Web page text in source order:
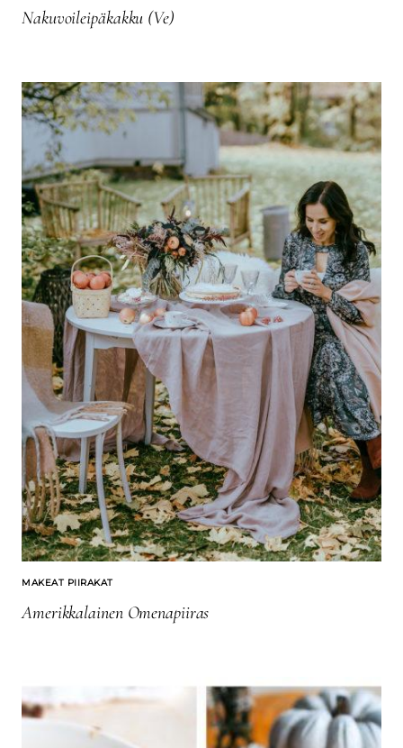
Nakuvoileipäkakku (Ve)
MAKEAT PIIRAKAT
Amerikkalainen Omenapiiras